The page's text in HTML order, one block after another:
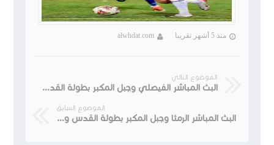
منذ 5 أشهر تقريبا alwhdat.com
الموضوع التالي
البث المباشر الفيصلي وجبل المكبر بطولة القدس والكرامه 23-3-2022
الموضوع السابق
البث المباشر الرمثا وجبل المكبر بطولة القدس والكرامة